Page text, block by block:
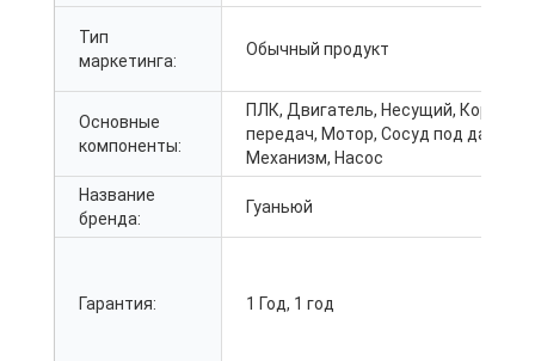
Тип
маркетинга:
Обычный продукт
Основные
компоненты:
ПЛК, Двигатель, Несущий, Коробка
передач, Мотор, Сосуд под
Механизм, Насос
Название
бренда:
Гуаньюй
Гарантия: 1 Год, 1 год